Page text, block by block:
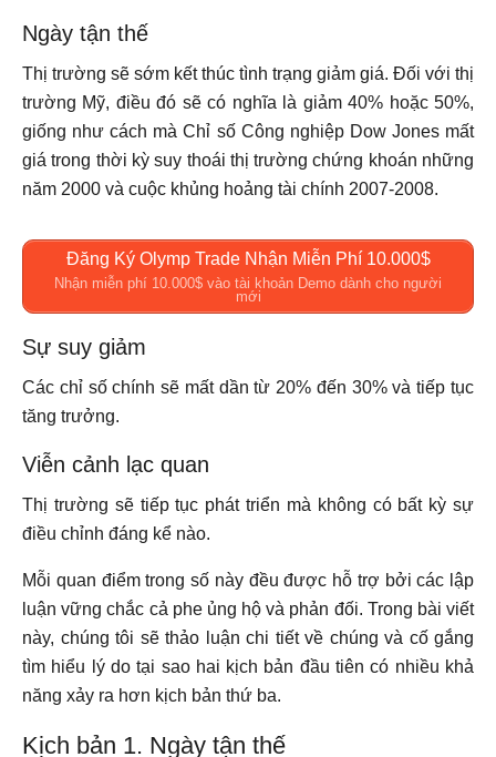
Ngày tận thế
Thị trường sẽ sớm kết thúc tình trạng giảm giá. Đối với thị
trường Mỹ, điều đó sẽ có nghĩa là giảm 40% hoặc 50%,
giống như cách mà Chỉ số Công nghiệp Dow Jones mất
giá trong thời kỳ suy thoái thị trường chứng khoán những
năm 2000 và cuộc khủng hoảng tài chính 2007-2008.
Đăng Ký Olymp Trade Nhận Miễn Phí 10.000$
Nhận miễn phí 10.000$ vào tài khoản Demo dành cho người
mới
Sự suy giảm
Các chỉ số chính sẽ mất dần từ 20% đến 30% và tiếp tục
tăng trưởng.
Viễn cảnh lạc quan
Thị trường sẽ tiếp tục phát triển mà không có bất kỳ sự
điều chỉnh đáng kể nào.
Mỗi quan điểm trong số này đều được hỗ trợ bởi các lập
luận vững chắc cả phe ủng hộ và phản đối. Trong bài viết
này, chúng tôi sẽ thảo luận chi tiết về chúng và cố gắng
tìm hiểu lý do tại sao hai kịch bản đầu tiên có nhiều khả
năng xảy ra hơn kịch bản thứ ba.
Kịch bản 1. Ngày tận thế